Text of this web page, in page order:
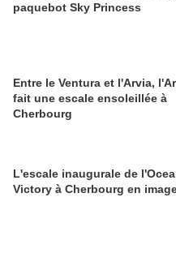
paquebot Sky Princess
Entre le Ventura et l'Arvia,
fait une escale ensoleillée à
Cherbourg
L'escale inaugurale de
Victory à Cherbourg en